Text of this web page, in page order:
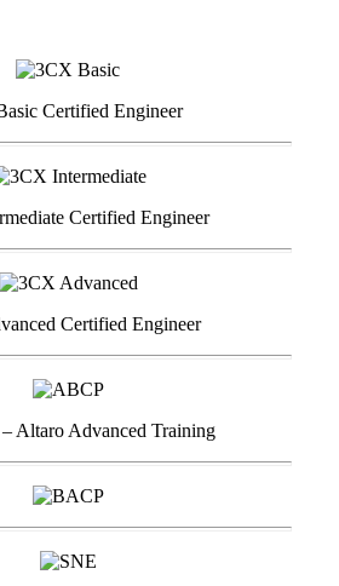
Certified Engineer
Certified Engineer
Certified Engineer
Altaro Advanced Training